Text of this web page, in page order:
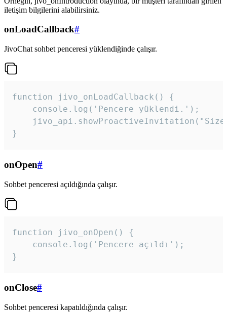
iletişim bilgilerini alabilirsiniz.
onLoadCallback#
JivoChat sohbet penceresi yüklendiğinde çalışır.
function jivo_onLoadCallback() {
    console.log('Pencere yüklendi.');
}
onOpen#
Sohbet penceresi açıldığında çalışır.
function jivo_onOpen() {
    console.log('Pencere açıldı');
}
onClose#
Sohbet penceresi kapatıldığında çalışır.